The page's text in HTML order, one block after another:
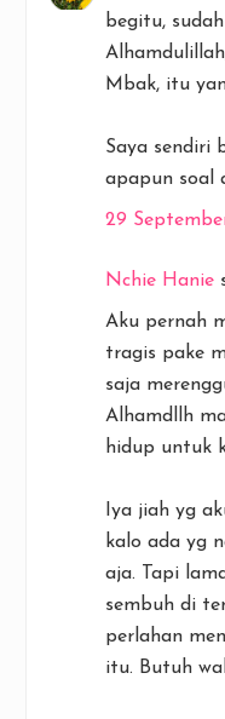
begitu,
Mbak, itu
Saya sendiri
apapun soal
29
Nchie Hanie
Aku pernah
tragis pake
saja
Alhamdllh
hidup untuk
Iya jiah yg
kalo ada yg
aja. Tapi
sembuh di
perlahan
itu. Butuh